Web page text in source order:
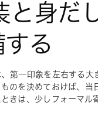
と身だ
る
第一印象を左右する大
のを決めておけば、当
きは、少しフォーマル